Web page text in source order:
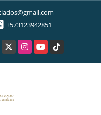
+573123942851
X InstagramYouTubeTikTok